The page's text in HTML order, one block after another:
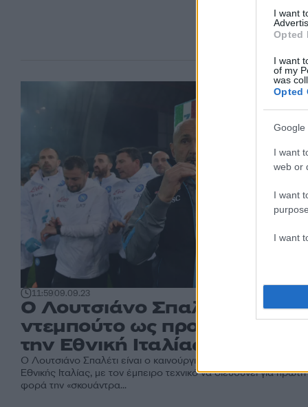
I want
Opted
I want
of my
was
Opted
Google
I want
web or
I want
I want
11:5909.09.23
O Λουτσιάνο Σπαλέτι κάνει
ντεμπούτο ως προπονητής με
την Εθνική Ιταλίας
Ο Λουτσιάνο Σπαλέτι είναι ο καινούργιος προπονητής της
Εθνικής Ιταλίας, με τον έμπειρο τεχνικό να διευθύνει για πρώτη
φορά την «σκουάντρα...